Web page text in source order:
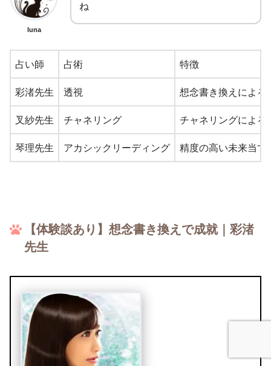
luna
ね
占い師 占術 特徴
彩渚先生 透視 想念書き換えによる
叉紗先生 チャネリング チャネリングによる
琴理先生 アカシックリーディング 精度の高い未来当て
【体験談あり】想念書き換えで成就｜彩渚
先生